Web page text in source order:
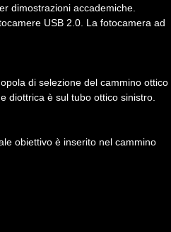
dimostrazioni accademiche.
USB 2.0. La fotocamera ad
di selezione del cammino ottico
diottrica è sul tubo ottico sinistro.
obiettivo è inserito nel cammino